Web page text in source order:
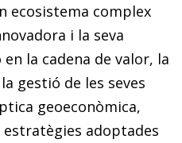
ecosistema complex
i la seva
la cadena de valor, la
gestió de les seves
geoeconòmica,
adoptades